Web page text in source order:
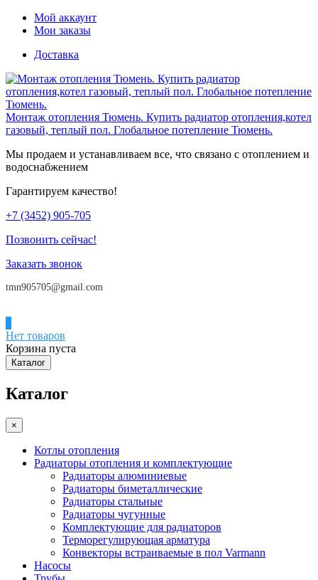
Мой аккаунт
Мои заказы
Доставка
Монтаж отопления Тюмень. Купить радиатор отопления,котел
газовый, теплый пол. Глобальное потепление Тюмень.
Мы продаем и устанавливаем все, что связано с отоплением и
водоснабжением
Гарантируем качество!
+7 (3452) 905-705
Позвонить сейчас!
Заказать звонок
tmn905705@gmail.com
Нет товаров
Корзина пуста
Каталог
Каталог
×
Котлы отопления
Радиаторы отопления и комплектующие
Радиаторы алюминиевые
Радиаторы биметаллические
Радиаторы стальные
Радиаторы чугунные
Комплектующие для радиаторов
Терморегулирующая арматура
Конвекторы встраиваемые в пол Varmann
Насосы